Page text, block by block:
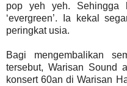
pop yeh yeh. Sehingga
‘evergreen’. Ia kekal
peringkat usia.
Bagi mengembalikan
tersebut, Warisan Sound
konsert 60an di Warisan